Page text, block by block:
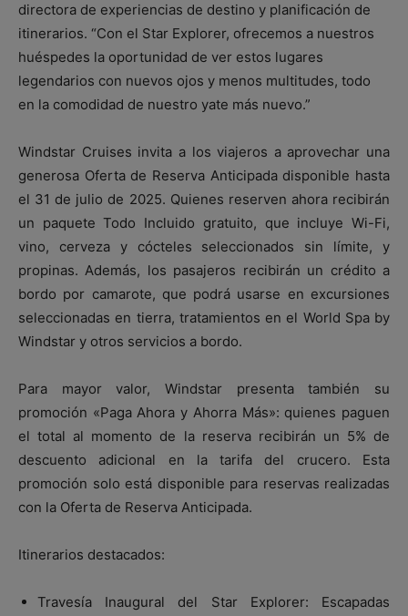
directora de experiencias de destino y planificación de
itinerarios. “Con el Star Explorer, ofrecemos a nuestros
huéspedes la oportunidad de ver estos lugares
legendarios con nuevos ojos y menos multitudes, todo
en la comodidad de nuestro yate más nuevo.”
Windstar Cruises invita a los viajeros a aprovechar una
generosa Oferta de Reserva Anticipada disponible hasta
el 31 de julio de 2025. Quienes reserven ahora recibirán
un paquete Todo Incluido gratuito, que incluye Wi-Fi,
vino, cerveza y cócteles seleccionados sin límite, y
propinas. Además, los pasajeros recibirán un crédito a
bordo por camarote, que podrá usarse en excursiones
seleccionadas en tierra, tratamientos en el World Spa by
Windstar y otros servicios a bordo.
Para mayor valor, Windstar presenta también su
promoción «Paga Ahora y Ahorra Más»: quienes paguen
el total al momento de la reserva recibirán un 5% de
descuento adicional en la tarifa del crucero. Esta
promoción solo está disponible para reservas realizadas
con la Oferta de Reserva Anticipada.
Itinerarios destacados:
Travesía Inaugural del Star Explorer: Escapadas